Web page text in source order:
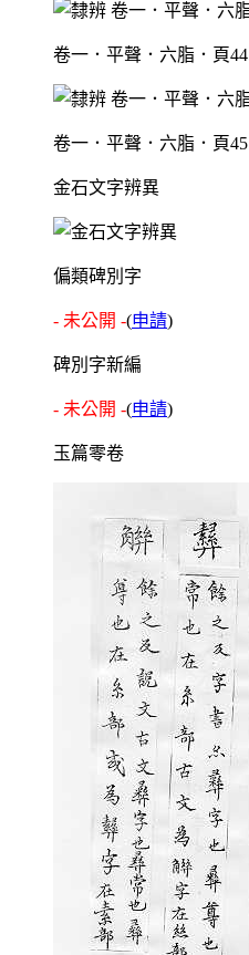
卷一．平聲．六脂．頁44
卷一．平聲．六脂．頁45
金石文字辨異
偏類碑別字
- 未公開 -(申請)
碑別字新編
- 未公開 -(申請)
玉篇零卷